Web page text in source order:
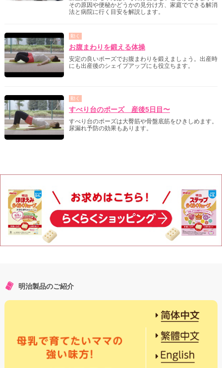
その原因や便秘かどうかの見分け方、家庭でできる解消
法と病院に行く目安を解説します。
動く
お腹まわりを鍛える体操
安定の良いポーズでお腹まわりを鍛えましょう。出産時
にも出産後のシェイプアップにも役立ちます。
動く
すべり台のポーズ 産後5日目〜
すべり台のポーズは大臀筋や骨盤底筋をひきしめます。
尿漏れ予防の効果もあります。
明治製品のご紹介